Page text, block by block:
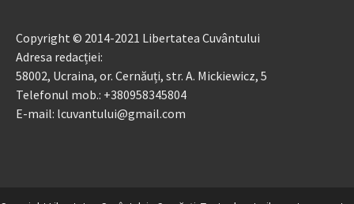
Copyright © 2014-2021 Libertatea Cuvântului
Adresa redacției:
58002, Ucraina, or. Cernăuți, str. A. Mickiewicz, 5
Telefonul mob.: +380958345804
E-mail: lcuvantului@gmail.com